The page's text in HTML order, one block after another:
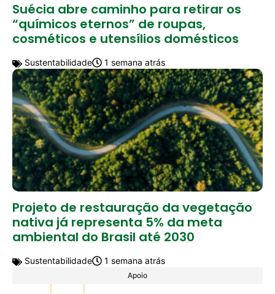
Suécia abre caminho para retirar os
“químicos eternos” de roupas,
cosméticos e utensílios domésticos
Sustentabilidade 1 semana atrás
Projeto de restauração da vegetação
nativa já representa 5% da meta
ambiental do Brasil até 2030
Sustentabilidade 1 semana atrás
Apoio